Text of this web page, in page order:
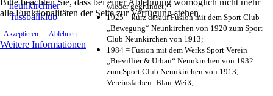
alle Funktionalitäten der Seite zur Verfügung stehen.
Akzeptieren Ablehnen
Weitere Informationen
wieder gegründet;
1925 = kurz darauf Fusion mit dem Sport Club
„Bewegung“ Neunkirchen von 1920 zum Sport
Club Neunkirchen von 1913;
1984 = Fusion mit dem Werks Sport Verein
„Brevillier & Urban“ Neunkirchen von 1932
zum Sport Club Neunkirchen von 1913;
Vereinsfarben: Blau-Weiß;